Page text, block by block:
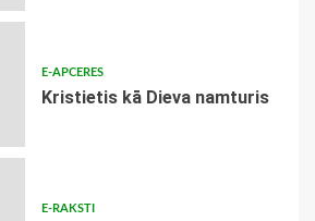
E-APCERES
Kristietis kā Dieva namturis
E-RAKSTI